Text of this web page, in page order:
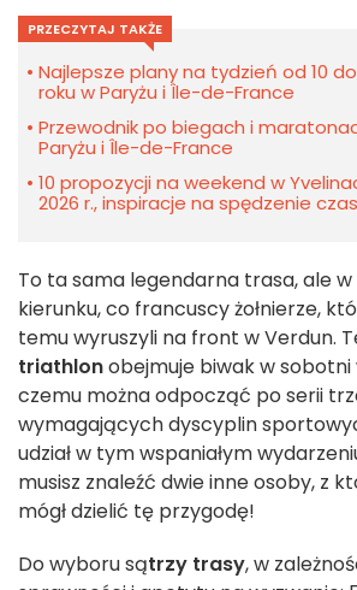
PRZECZYTAJ TAKŻE
Najlepsze plany na tydzień od 10 do
roku w Paryżu i Île-de-France
Przewodnik po biegach i
Paryżu i Île-de-France
10 propozycji na weekend w
2026 r., inspiracje na spędzenie
To ta sama legendarna trasa, ale
kierunku, co francuscy żołnierze,
temu wyruszyli na front w Verdun.
triathlonobejmuje biwak w sobotni
czemu można odpocząć po serii
wymagających dyscyplin
udział w tym wspaniałym
musisz znaleźć dwie inne osoby, z
mógł dzielić tę przygodę!
Do wyboru sątrzy trasy, w